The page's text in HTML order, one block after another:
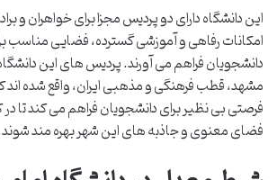
این دانشگاه دارای دو پردیس مجزا برای خواهران و
امکانات رفاهی و آموزشی گسترده، فضایی
دانشجویان فراهم می آورند. پردیس های این
مشهد، قطب فرهنگی و مذهبی ایران، واقع شده اند
فرصتی بی نظیر برای دانشجویان فراهم می کند تا
فضای معنوی و جاذبه های این شهر بهره مند